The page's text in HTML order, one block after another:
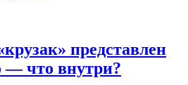
представлен
— что внутри?